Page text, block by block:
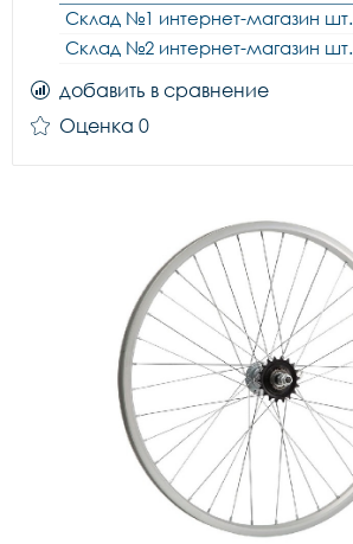
Склад №1 интернет-магазин шт.
Склад №2 интернет-магазин шт.
добавить в сравнение
Оценка 0